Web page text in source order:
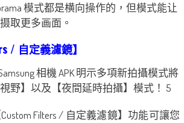
模式都是横向操作的，但模式能让
取更多画面。
/ 自定義濾鏡】
Filters / 自定義濾鏡】功能可讓您